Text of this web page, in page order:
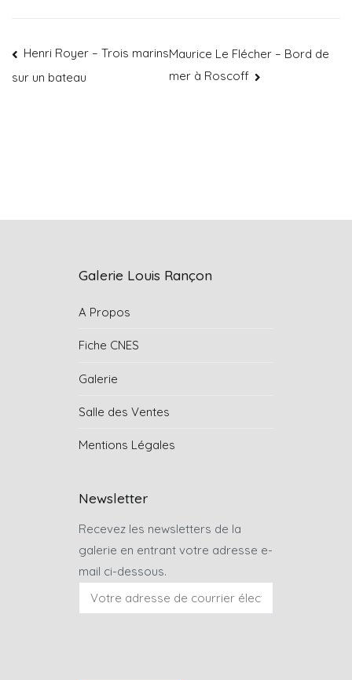
Henri Royer – Trois marins
sur un bateau
Maurice Le Flécher – Bord de
mer à Roscoff
Galerie Louis Rançon
A Propos
Fiche CNES
Galerie
Salle des Ventes
Mentions Légales
Newsletter
Recevez les newsletters de la
galerie en entrant votre adresse e-
mail ci-dessous.